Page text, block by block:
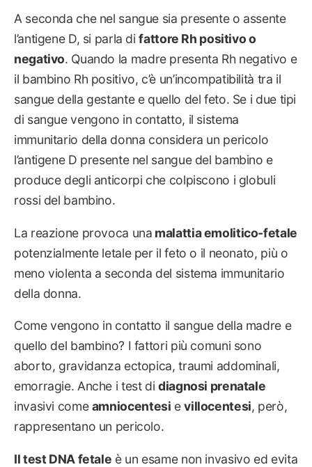
A seconda che nel sangue sia presente o assente
l’antigene D, si parla difattore Rh positivo o
negativo. Quando la madre presenta Rh negativo e
il bambino Rh positivo, c’è un’incompatibilità tra il
sangue della gestante e quello del feto. Se i due tipi
di sangue vengono in contatto, il sistema
immunitario della donna considera un pericolo
l’antigene D presente nel sangue del bambino e
produce degli anticorpi che colpiscono i globuli
rossi del bambino.
La reazione provoca una malattia emolitico-fetale
potenzialmente letale per il feto o il neonato, più o
meno violenta a seconda del sistema immunitario
della donna.
Come vengono in contatto il sangue della madre e
quello del bambino? I fattori più comuni sono
aborto, gravidanza ectopica, traumi addominali,
emorragie. Anche i test didiagnosi prenatale
invasivi comeamniocentesi evillocentesi, però,
rappresentano un pericolo.
Il test DNA fetale è un esame non invasivo ed evita